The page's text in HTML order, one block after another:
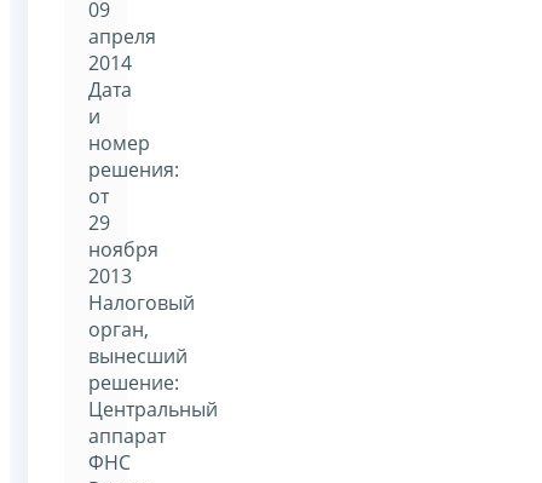
09
апреля
2014
Дата
и
номер
решения:
от
29
ноября
2013
Налоговый
орган,
вынесший
решение:
Центральный
аппарат
ФНС